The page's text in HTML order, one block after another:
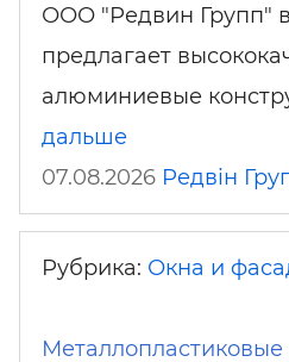
ООО "Редвин Групп"
предлагает
алюминиевые
дальше
07.08.2026 Редвін
Рубрика: Окна и
Металлопластиковые